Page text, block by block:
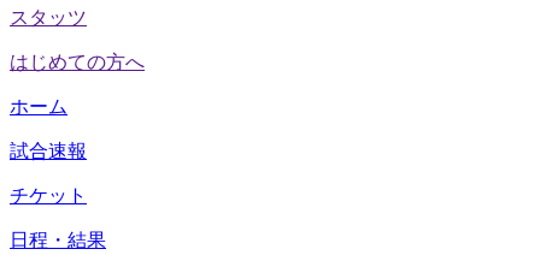
スタッツ
はじめての方へ
ホーム
試合速報
チケット
日程・結果